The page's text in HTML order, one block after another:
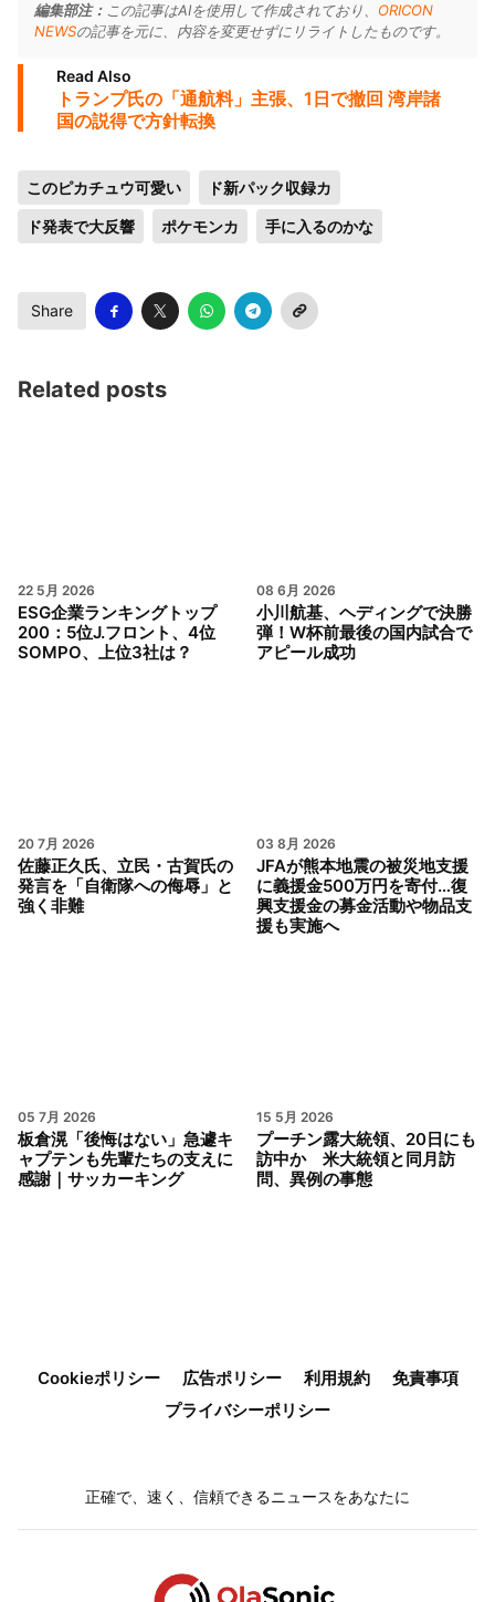
編集部注： この記事はAIを使用して作成されており、 ORICON
NEWSの記事を元に、内容を変更せずにリライトしたものです。
Read Also
トランプ氏の「通航料」主張、1日で撤回 湾岸諸
国の説得で方針転換
このピカチュウ可愛い ド新パック収録カ
ド発表で大反響 ポケモンカ 手に入るのかな
Share
Related posts
22 5月 2026
ESG企業ランキングトップ
200：5位J.フロント、4位
SOMPO、上位3社は？
08 6月 2026
小川航基、ヘディングで決勝
弾！W杯前最後の国内試合で
アピール成功
20 7月 2026
佐藤正久氏、立民・古賀氏の
発言を「自衛隊への侮辱」と
強く非難
03 8月 2026
JFAが熊本地震の被災地支援
に義援金500万円を寄付…復
興支援金の募金活動や物品支
援も実施へ
05 7月 2026
板倉滉「後悔はない」急遽キ
ャプテンも先輩たちの支えに
感謝｜サッカーキング
15 5月 2026
プーチン露大統領、20日にも
訪中か 米大統領と同月訪
問、異例の事態
Cookieポリシー 広告ポリシー 利用規約
免責事項
プライバシーポリシー
正確で、速く、信頼できるニュースをあなたに